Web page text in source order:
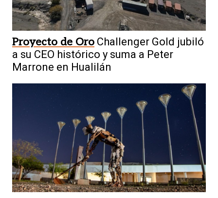
Proyecto de Oro Challenger Gold jubiló
a su CEO histórico y suma a Peter
Marrone en Hualilán